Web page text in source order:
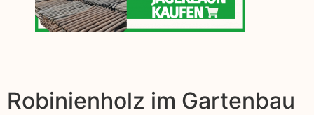
Robinienholz im Gartenbau